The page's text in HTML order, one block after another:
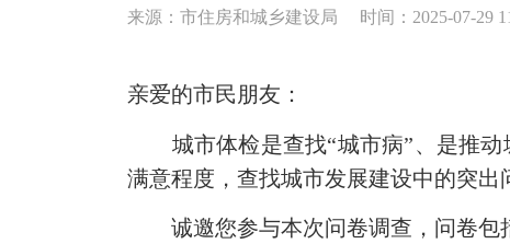
来源：市住房和城乡建设局 时间：2025-07-29
亲爱的市民朋友：
城市体检是查找“城市病”、是推动
满意程度，查找城市发展建设中的突出
诚邀您参与本次问卷调查，问卷包